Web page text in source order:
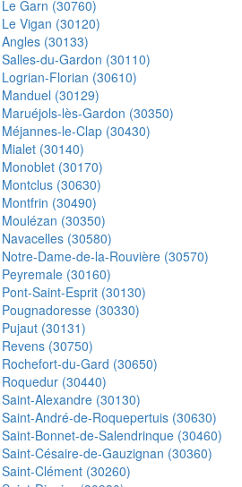
Le Garn (30760)
Le Vigan (30120)
Angles (30133)
Salles-du-Gardon (30110)
Logrian-Florian (30610)
Manduel (30129)
Maruéjols-lès-Gardon (30350)
Méjannes-le-Clap (30430)
Mialet (30140)
Monoblet (30170)
Montclus (30630)
Montfrin (30490)
Moulézan (30350)
Navacelles (30580)
Notre-Dame-de-la-Rouvière (30570)
Peyremale (30160)
Pont-Saint-Esprit (30130)
Pougnadoresse (30330)
Pujaut (30131)
Revens (30750)
Rochefort-du-Gard (30650)
Roquedur (30440)
Saint-Alexandre (30130)
Saint-André-de-Roquepertuis (30630)
Saint-Bonnet-de-Salendrinque (30460)
Saint-Césaire-de-Gauzignan (30360)
Saint-Clément (30260)